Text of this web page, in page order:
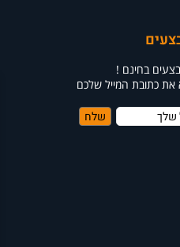
בחינם !
כתובת המייל שלכם